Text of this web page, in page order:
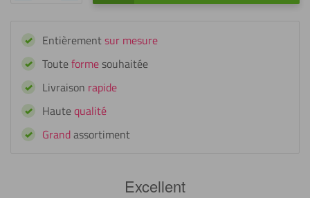
pour
maillot
plexiglass
noir
Entièrementsur mesure
Touteforme souhaitée
Livraison rapide
Hautequalité
Grandassortiment
Excellent